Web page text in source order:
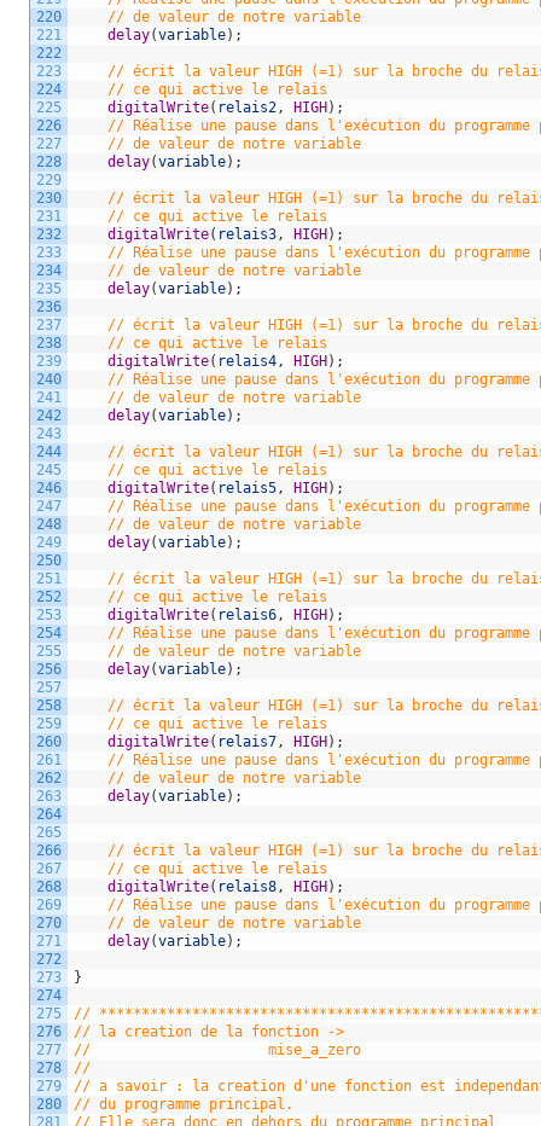
220
221
222
223
224
225
226
227
228
229
230
231
232
233
234
235
236
237
238
239
240
241
242
243
244
245
246
247
248
249
250
251
252
253
254
255
256
257
258
259
260
261
262
263
264
265
266
267
268
269
270
271
272
273
274
275
276
277
278
279
280
281
// de valeur de notre variable
delay(variable) ;
// écrit la valeur HIGH (=1) sur la broche du
// ce qui active le relais
digitalWrite( relais2 , HIGH) ;
// Réalise une pause dans l'exécution du programme
// de valeur de notre variable
delay(variable) ;
// écrit la valeur HIGH (=1) sur la broche du
// ce qui active le relais
digitalWrite( relais3 , HIGH) ;
// Réalise une pause dans l'exécution du programme
// de valeur de notre variable
delay(variable) ;
// écrit la valeur HIGH (=1) sur la broche du
// ce qui active le relais
digitalWrite( relais4 , HIGH) ;
// Réalise une pause dans l'exécution du programme
// de valeur de notre variable
delay(variable) ;
// écrit la valeur HIGH (=1) sur la broche du
// ce qui active le relais
digitalWrite( relais5 , HIGH) ;
// Réalise une pause dans l'exécution du programme
// de valeur de notre variable
delay(variable) ;
// écrit la valeur HIGH (=1) sur la broche du
// ce qui active le relais
digitalWrite( relais6 , HIGH) ;
// Réalise une pause dans l'exécution du programme
// de valeur de notre variable
delay(variable) ;
// écrit la valeur HIGH (=1) sur la broche du
// ce qui active le relais
digitalWrite( relais7 , HIGH) ;
// Réalise une pause dans l'exécution du programme
// de valeur de notre variable
delay(variable) ;
// écrit la valeur HIGH (=1) sur la broche du
// ce qui active le relais
digitalWrite( relais8 , HIGH) ;
// Réalise une pause dans l'exécution du programme
// de valeur de notre variable
delay(variable) ;
}
//
// la creation de la fonction ->
//                     mise_a_zero
//
// a savoir : la creation d'une fonction est
// du programme principal.
// Elle sera donc en dehors du programme principal